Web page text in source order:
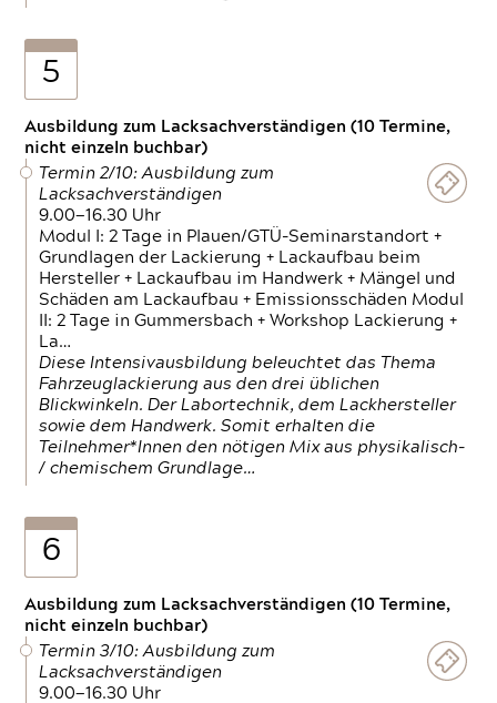
5
Ausbildung zum Lacksachverständigen (10 Termine,
nicht einzeln buchbar)
Termin 2/10: Ausbildung zum
Lacksachverständigen
9.00—16.30 Uhr
Modul I: 2 Tage in Plauen/GTÜ-Seminarstandort +
Grundlagen der Lackierung + Lackaufbau beim
Hersteller + Lackaufbau im Handwerk + Mängel und
Schäden am Lackaufbau + Emissionsschäden Modul
II: 2 Tage in Gummersbach + Workshop Lackierung +
La…
Diese Intensivausbildung beleuchtet das Thema
Fahrzeuglackierung aus den drei üblichen
Blickwinkeln. Der Labortechnik, dem Lackhersteller
sowie dem Handwerk. Somit erhalten die
Teilnehmer*Innen den nötigen Mix aus physikalisch-
/ chemischem Grundlage…
6
Ausbildung zum Lacksachverständigen (10 Termine,
nicht einzeln buchbar)
Termin 3/10: Ausbildung zum
Lacksachverständigen
9.00—16.30 Uhr